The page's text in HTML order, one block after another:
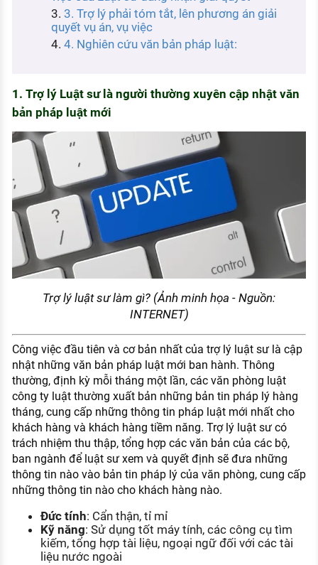
Đặc trưng từng nghề
Xu hướng việc làm
TUYỂN DỤNG VIỆC LÀM
3. Trợ lý phải tóm tắt, lên phương án giải
quyết vụ án, vụ việc
4. Nghiên cứu văn bản pháp luật:
1. Trợ lý Luật sư là người thường xuyên cập nhật văn
bản pháp luật mới
Trợ lý luật sư làm gì? (Ảnh minh họa - Nguồn:
INTERNET)
Công việc đầu tiên và cơ bản nhất của trợ lý luật sư là cập
nhật những văn bản pháp luật mới ban hành. Thông
thường, định kỳ mỗi tháng một lần, các văn phòng luật
công ty luật thường xuất bản những bản tin pháp lý hàng
tháng, cung cấp những thông tin pháp luật mới nhất cho
khách hàng và khách hàng tiềm năng. Trợ lý luật sư có
trách nhiệm thu thập, tổng hợp các văn bản của các bộ,
ban ngành để luật sư xem và quyết định sẽ đưa những
thông tin nào vào bản tin pháp lý của văn phòng, cung cấp
những thông tin nào cho khách hàng nào.
Đức tính: Cẩn thận, tỉ mỉ
Kỹ năng: Sử dụng tốt máy tính, các công cụ tìm
kiếm, tổng hợp tài liệu, ngoại ngữ đối với các tài
liệu nước ngoài